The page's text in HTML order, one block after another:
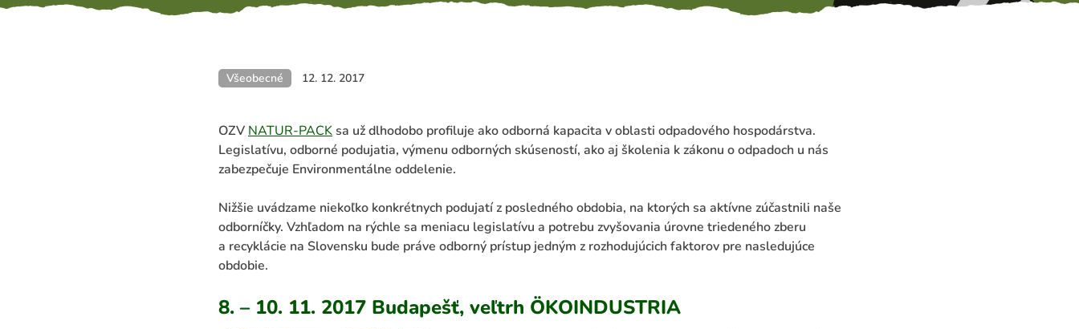
Všeobecné 12. 12. 2017
OZV NATUR-PACKsa už dlhodobo profiluje ako odborná kapacita v oblasti odpadového hospodárstva.
Legislatívu, odborné podujatia, výmenu odborných skúseností, ako aj školenia k zákonu o odpadoch u nás
zabezpečuje Environmentálne oddelenie.
Nižšie uvádzame niekoľko konkrétnych podujatí z posledného obdobia, na ktorých sa aktívne zúčastnili naše
odborníčky. Vzhľadom na rýchle sa meniacu legislatívu a potrebu zvyšovania úrovne triedeného zberu
a recyklácie na Slovensku bude práve odborný prístup jedným z rozhodujúcich faktorov pre nasledujúce
obdobie.
8. – 10. 11. 2017 Budapešť, veľtrh ÖKOINDUSTRIA